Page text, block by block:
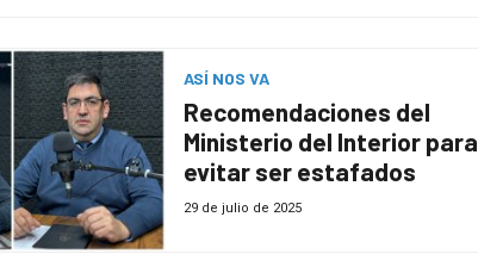
ASÍ NOS VA
Recomendaciones del
Ministerio del Interior para
evitar ser estafados
29 de julio de 2025